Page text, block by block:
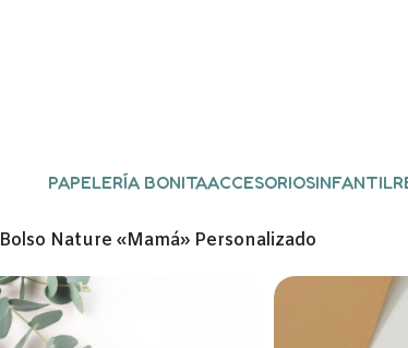
PAPELERÍA BONITAACCESORIOSINFANTIL
Bolso Nature «Mamá» Personalizado